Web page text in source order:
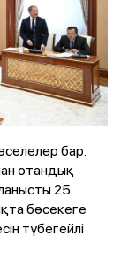
бар.
отандық
25
бәсекеге
түбегейлі